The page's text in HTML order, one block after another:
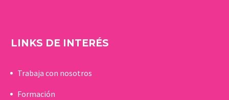
LINKS DE INTERÉS
Trabaja con nosotros
Formación